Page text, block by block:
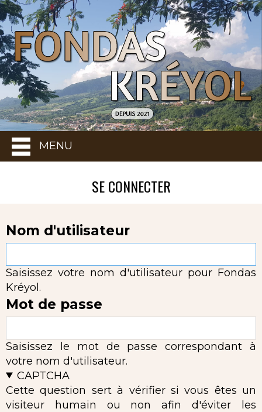
MENU
SE CONNECTER
Nom d'utilisateur
Saisissez votre nom d'utilisateur pour Fondas
Kréyol.
Mot de passe
Saisissez le mot de passe correspondant à
votre nom d'utilisateur.
CAPTCHA
Cette question sert à vérifier si vous êtes un
visiteur humain ou non afin d'éviter les